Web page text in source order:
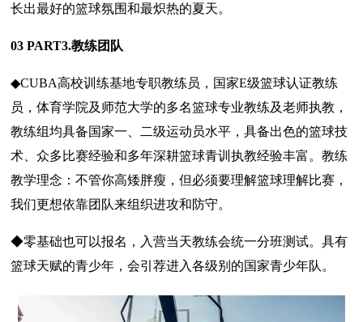
长出最好的篮球氛围和最炽热的夏天。
03 PART3.教练团队
◆CUBA高校训练基地专职教练员，国家E级篮球认证教练
员，体育学院及师范大学的多名篮球专业教练及老师执教，
教练组均具备国家一、二级运动员水平，具备出色的篮球技
术、众多比赛经验和多年深耕篮球青训执教经验丰富。教练
教学理念：不管你高矮胖瘦，但必须要理解篮球理解比赛，
我们更想依靠团队来组织进攻和防守。
◆零基础也可以报名，入营当天教练会统一分班测试。具有
篮球天赋的青少年，会引荐进入各级别的国家青少年队。